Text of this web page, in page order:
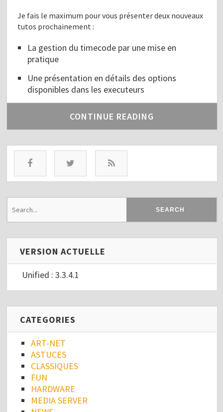
Je fais le maximum pour vous présenter deux nouveaux
tutos prochainement :
La gestion du timecode par une mise en
pratique
Une présentation en détails des options
disponibles dans les executeurs
CONTINUE READING
VERSION ACTUELLE
Unified : 3.3.4.1
CATEGORIES
ART-NET
ASTUCES
CLASSIQUES
FUN
HARDWARE
MEDIA SERVER